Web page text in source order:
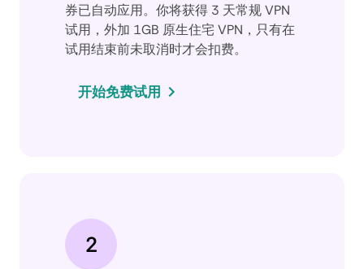
券已自动应用。你将获得 3 天常规 VPN
试用，外加 1GB 原生住宅 VPN，只有在
试用结束前未取消时才会扣费。
开始免费试用
2